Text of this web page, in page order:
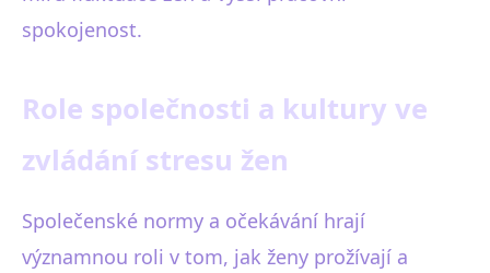
spokojenost.
Role společnosti a kultury ve
zvládání stresu žen
Společenské normy a očekávání hrají
významnou roli v tom, jak ženy prožívají a